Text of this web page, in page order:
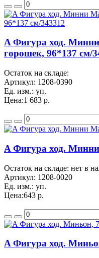
A Фигура ход. Минни
горошек, 96*137 см/
Остаток на складе:
Артикул: 1208-0390
Ед. изм.: уп.
Цена:1 683 р.
A Фигура ход.
Остаток на складе: нет в
Артикул: 1208-0020
Ед. изм.: уп.
Цена:643 р.
A Фигура ход.